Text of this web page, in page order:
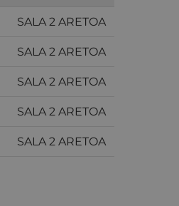
SALA 2 ARETOA
SALA 2 ARETOA
SALA 2 ARETOA
SALA 2 ARETOA
SALA 2 ARETOA